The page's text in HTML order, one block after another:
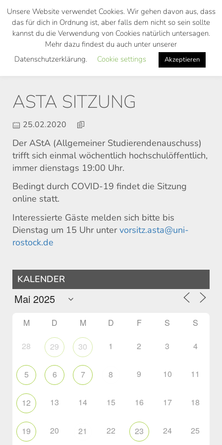
Skip
main
ASTA SITZUNG
25.02.2020
Der AStA (Allgemeiner Studierendenauschuss)
trifft sich einmal wöchentlich hochschulöffentlich,
immer dienstags 19:00 Uhr.
Bedingt durch COVID-19 findet die Sitzung
online statt.
Interessierte Gäste melden sich bitte bis
Dienstag um 15 Uhr untervorsitz.asta@uni-
rostock.de
KALENDER
M D M D F S S
28 29 30 1 2 3 4
5 6 7 8 9 10 11
12 13 14 15 16 17 18
19 20 21 22 23 24 25
Unsere Website verwendet Cookies. Wir gehen davon aus, dass
das für dich in Ordnung ist, aber falls dem nicht so sein sollte
kannst du die Verwendung von Cookies natürlich untersagen.
Mehr dazu findest du auch unter unserer
Datenschutzerklärung.
Cookie settings Akzeptieren